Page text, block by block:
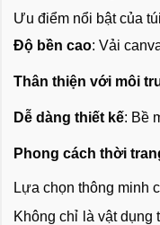
Ưu điểm nổi bật của
Độ bền cao: Vải
Thân thiện với môi
Dễ dàng thiết kế: Bề
Phong cách thời
Lựa chọn thông minh
Không chỉ là vật